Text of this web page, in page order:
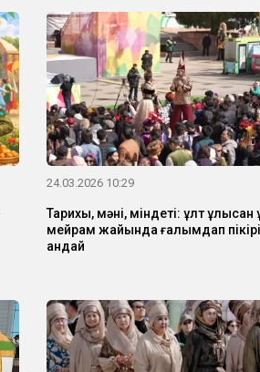
24.03.2026 10:29
Тарихы, мәні, міндеті: ұлт ұлысқан
мейрам жайында ғалымдап пікірі
қандай